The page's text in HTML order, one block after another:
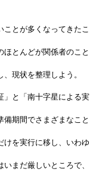
ことが多くなってきたこ
とんどが関係者のこと
現状を整理しよう。
」と「南十字星による実
期間でさまざまなこと
けを実行に移し、いわゆ
まだ厳しいところで、